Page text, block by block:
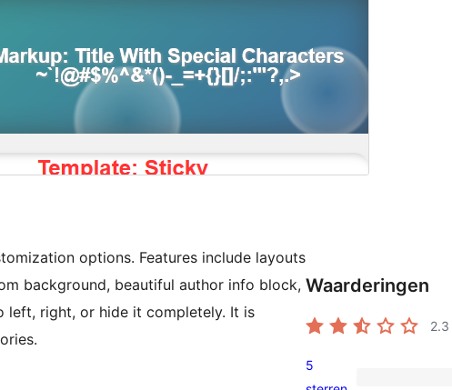
options. Features include layouts
background, beautiful author info block,
left, right, or hide it completely. It is
Waarderingen
2.3
5